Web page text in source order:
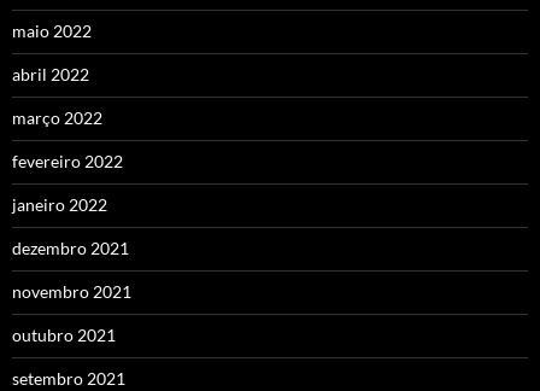
maio 2022
abril 2022
março 2022
fevereiro 2022
janeiro 2022
dezembro 2021
novembro 2021
outubro 2021
setembro 2021